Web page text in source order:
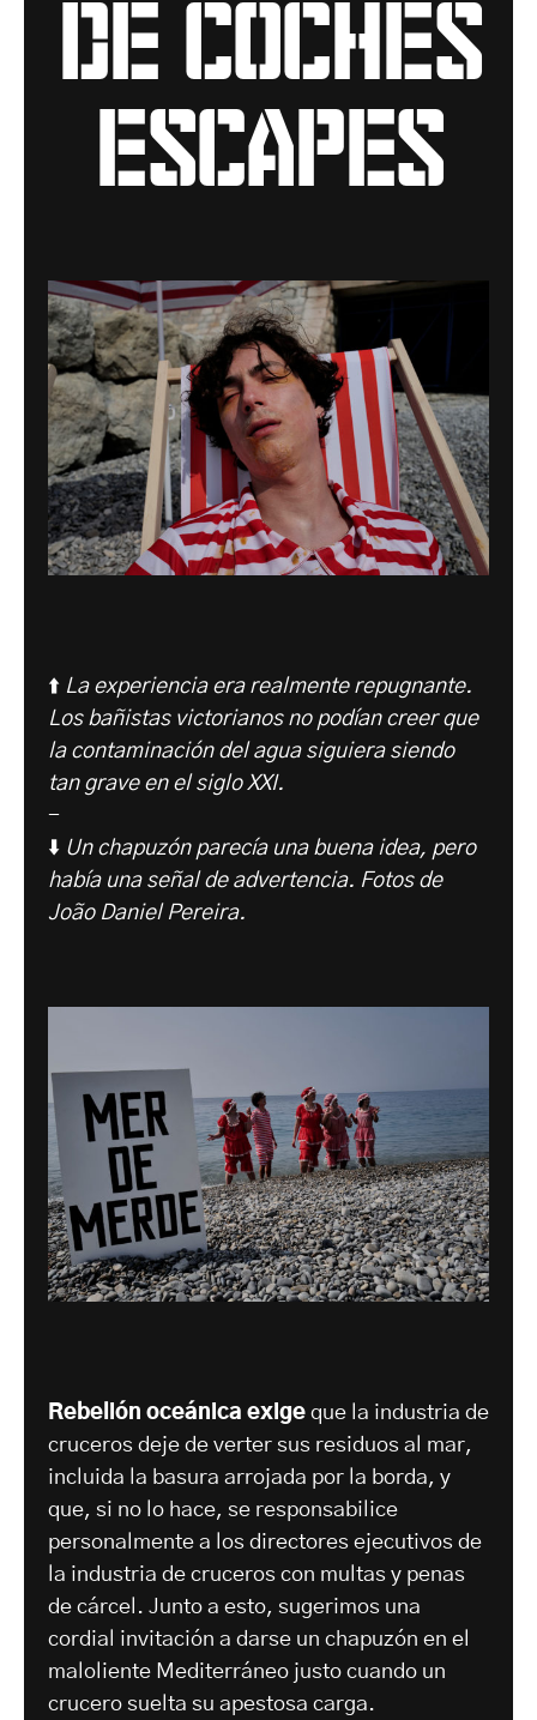
escapes
⬆️ La experiencia era realmente repugnante.
Los bañistas victorianos no podían creer que
la contaminación del agua siguiera siendo
tan grave en el siglo XXI.
-
⬇️ Un chapuzón parecía una buena idea, pero
había una señal de advertencia. Fotos de
João Daniel Pereira.
Rebelión oceánica exige que la industria de
cruceros deje de verter sus residuos al mar,
incluida la basura arrojada por la borda, y
que, si no lo hace, se responsabilice
personalmente a los directores ejecutivos de
la industria de cruceros con multas y penas
de cárcel. Junto a esto, sugerimos una
cordial invitación a darse un chapuzón en el
maloliente Mediterráneo justo cuando un
crucero suelta su apestosa carga.